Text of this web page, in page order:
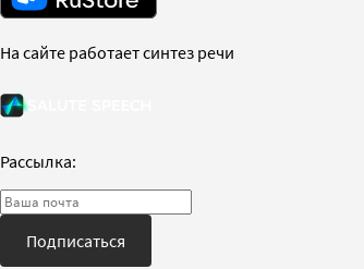
На сайте работает синтез речи
Рассылка:
Подписаться